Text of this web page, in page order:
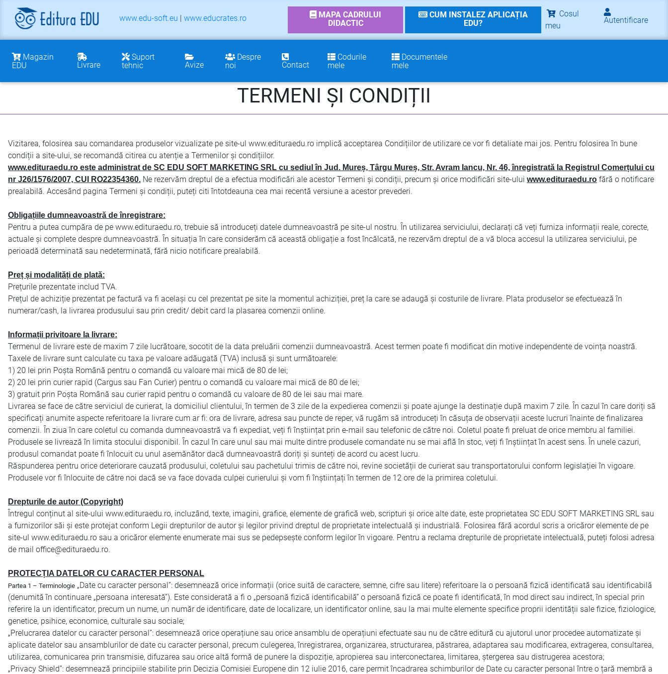
www.edu-soft.eu | www.educrates.ro
MAPA CADRULUI
DIDACTIC
CUM INSTALEZ APLICAȚIA
EDU?
Cosul
meu
Autentificare
Magazin
EDU
Livrare
Suport
tehnic
Avize
Despre
noi
Contact
Codurile
mele
Documentele
mele
TERMENI ȘI CONDIȚII
Vizitarea, folosirea sau comandarea produselor vizualizate pe site-ul www.edituraedu.ro implică acceptarea Condițiilor de utilizare ce vor fi detaliate mai jos. Pentru folosirea în bune
condiții a site-ului, se recomandă citirea cu atenție a Termenilor și condițiilor.
www.edituraedu.ro este administrat de SC EDU SOFT MARKETING SRL cu sediul în Jud. Mureș, Târgu Mureș, Str. Avram Iancu, Nr. 46, înregistrată la Registrul Comerțului cu
nr J26/1576/2007, CUI RO22354360. Ne rezervăm dreptul de a efectua modificări ale acestor Termeni și condiții, precum și orice modificări site-ului www.edituraedu.ro fără o notificare
prealabilă. Accesând pagina Termeni și condiții, puteți citi întotdeauna cea mai recentă versiune a acestor prevederi.
Obligațiile dumneavoastră de înregistrare:
Pentru a putea cumpăra de pe www.edituraedu.ro, trebuie să introduceți datele dumneavoastră pe site-ul nostru. În utilizarea serviciului, declarați că veți furniza informații reale, corecte,
actuale și complete despre dumneavoastră. În situația în care considerăm că această obligație a fost încălcată, ne rezervăm dreptul de a vă bloca accesul la utilizarea serviciului, pe
perioadă determinată sau nedeterminată, fără nicio notificare prealabilă.
Preț și modalități de plată:
Prețurile prezentate includ TVA.
Prețul de achiziție prezentat pe factură va fi același cu cel prezentat pe site la momentul achiziției, preț la care se adaugă și costurile de livrare. Plata produselor se efectuează în
numerar/cash, la livrarea produsului sau prin credit/ debit card la plasarea comenzii online.
Informații privitoare la livrare:
Termenul de livrare este de maxim 7 zile lucrătoare, socotit de la data preluării comenzii dumneavoastră. Acest termen poate fi modificat din motive independente de voința noastră.
Taxele de livrare sunt calculate cu taxa pe valoare adăugată (TVA) inclusă și sunt următoarele:
1) 20 lei prin Poșta Română pentru o comandă cu valoare mai mică de 80 de lei;
2) 20 lei prin curier rapid (Cargus sau Fan Curier) pentru o comandă cu valoare mai mică de 80 de lei;
3) gratuit prin Poșta Română sau curier rapid pentru o comandă cu valoare de 80 de lei sau mai mare.
Livrarea se face de către serviciul de curierat, la domiciliul clientului, în termen de 3 zile de la expedierea comenzii și poate ajunge la destinație după maxim 7 zile. În cazul în care doriți să
specificați anumite aspecte referitoare la livrare cum ar fi: ora de livrare, adresa sau puncte de reper, vă rugăm să introduceți în căsuța de observații aceste lucruri înainte de finalizarea
comenzii. În ziua în care coletul cu comanda dumneavoastră va fi expediat, veți fi înștiințat prin e-mail sau telefonic de către noi. Coletul poate fi preluat de orice membru al familiei.
Produsele se livrează în limita stocului disponibil. În cazul în care unul sau mai multe dintre produsele comandate nu se mai află în stoc, veți fi înștiințat în acest sens. În unele cazuri,
produsul comandat poate fi înlocuit cu unul asemănător dacă dumneavoastră doriți și sunteți de acord cu acest lucru.
Răspunderea pentru orice deteriorare cauzată produsului, coletului sau pachetului trimis de către noi, revine societății de curierat sau transportatorului conform legislației în vigoare.
Produsele vor fi înlocuite de către noi dacă se va face dovada culpei curierului și vom fi înștiințați în termen de 12 ore de la primirea coletului.
Drepturile de autor (Copyright)
Întregul conținut al site-ului www.edituraedu.ro, incluzând, texte, imagini, grafice, elemente de grafică web, scripturi și orice alte date, este proprietatea SC EDU SOFT MARKETING SRL sau
a furnizorilor săi și este protejat conform Legii drepturilor de autor și legilor privind dreptul de proprietate intelectuală și industrială. Folosirea fără acordul scris a oricăror elemente de pe
site-ul www.edituraedu.ro sau a oricăror elemente enumerate mai sus se pedepsește conform legilor în vigoare. Pentru a reclama drepturile de proprietate intelectuală, puteți folosi adresa
de mail office@edituraedu.ro.
PROTECȚIA DATELOR CU CARACTER PERSONAL
Partea 1 – Terminologie „Date cu caracter personal”: desemnează orice informații (orice suită de caractere, semne, cifre sau litere) referitoare la o persoană fizică identificată sau identificabilă
(denumită în continuare „persoana interesată”). Este considerată a fi o „persoană fizică identificabilă” o persoană fizică ce poate fi identificată, în mod direct sau indirect, în special prin
referire la un identificator, precum un nume, un număr de identificare, date de localizare, un identificator online, sau la mai multe elemente specifice proprii identității sale fizice, fiziologice,
genetice, psihice, economice, culturale sau sociale;
„Prelucrarea datelor cu caracter personal”: desemnează orice operațiune sau orice ansamblu de operațiuni efectuate sau nu de către editură cu ajutorul unor procedee automatizate și
aplicate datelor sau ansamblurilor de date cu caracter personal, precum culegerea, înregistrarea, organizarea, structurarea, păstrarea, adaptarea sau modificarea, extragerea, consultarea,
utilizarea, comunicarea prin transmisie, difuzarea sau orice altă formă de punere la dispoziție, apropierea sau interconectarea, limitarea, ștergerea sau distrugerea acestora;
„Privacy Shield”: desemnează principiile stabilite prin Decizia Comisiei Europene din 12 iulie 2016, care permit încadrarea schimburilor de Date cu caracter personal între o țară membră a